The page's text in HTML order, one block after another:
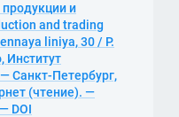
и
and trading
liniya, 30 / Р.
Институт
Санкт-Петербург,
(чтение). —
DOI